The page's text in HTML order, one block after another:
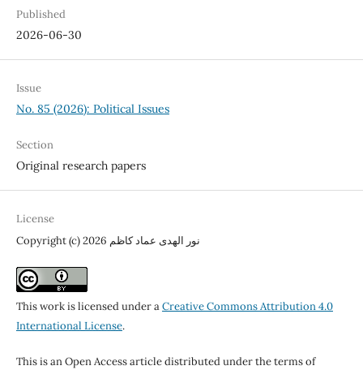
Published
2026-06-30
Issue
No. 85 (2026): Political Issues
Section
Original research papers
License
Copyright (c) 2026 نور الهدى عماد كاظم
This work is licensed under aCreative Commons Attribution 4.0
International License.
This is an Open Access article distributed under the terms of